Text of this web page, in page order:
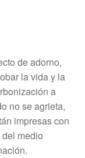
de adorno,
la vida y la
a
no se agrieta,
impresas con
medio